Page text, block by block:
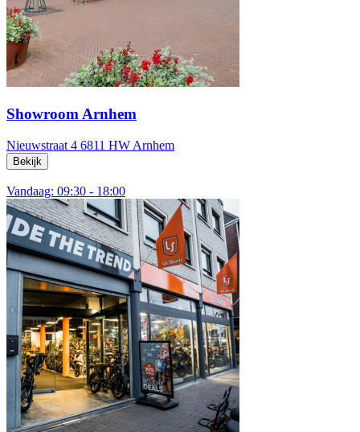
Showroom Arnhem
Nieuwstraat 4 6811 HW Arnhem
Bekijk
Vandaag: 09:30 - 18:00